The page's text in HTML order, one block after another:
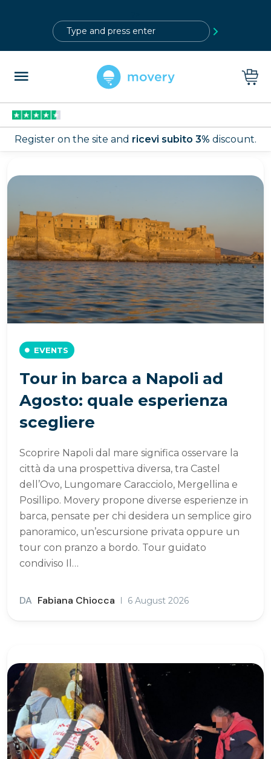
Register on the site and ricevi subito 3% discount.
EVENTS
Tour in barca a Napoli ad
Agosto: quale esperienza
scegliere
Scoprire Napoli dal mare significa osservare la
città da una prospettiva diversa, tra Castel
dell’Ovo, Lungomare Caracciolo, Mergellina e
Posillipo. Movery propone diverse esperienze in
barca, pensate per chi desidera un semplice giro
panoramico, un’escursione privata oppure un
tour con pranzo a bordo. Tour guidato
condiviso Il…
DA Fabiana Chiocca 6 August 2026